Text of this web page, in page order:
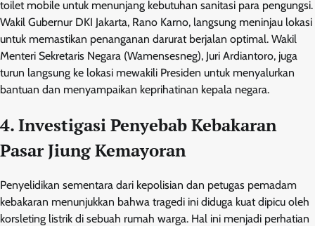
toilet mobile untuk menunjang kebutuhan sanitasi para pengungsi.
Wakil Gubernur DKI Jakarta, Rano Karno, langsung meninjau lokasi
untuk memastikan penanganan darurat berjalan optimal. Wakil
Menteri Sekretaris Negara (Wamensesneg), Juri Ardiantoro, juga
turun langsung ke lokasi mewakili Presiden untuk menyalurkan
bantuan dan menyampaikan keprihatinan kepala negara.
4. Investigasi Penyebab Kebakaran
Pasar Jiung Kemayoran
Penyelidikan sementara dari kepolisian dan petugas pemadam
kebakaran menunjukkan bahwa tragedi ini diduga kuat dipicu oleh
korsleting listrik di sebuah rumah warga. Hal ini menjadi perhatian